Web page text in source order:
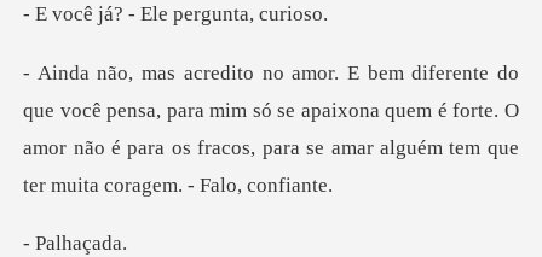
- Ele pergun
a, para mim só se apaixona quem é forte. O
amor não é para os fracos
alha